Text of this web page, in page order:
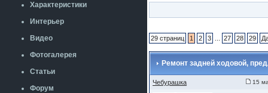
Характеристики
Интерьер
Видео
Фотогалерея
Статьи
Форум
29 страниц 1 2 3 27 28 29
Ремонт задней ходовой,
Чебурашка 15